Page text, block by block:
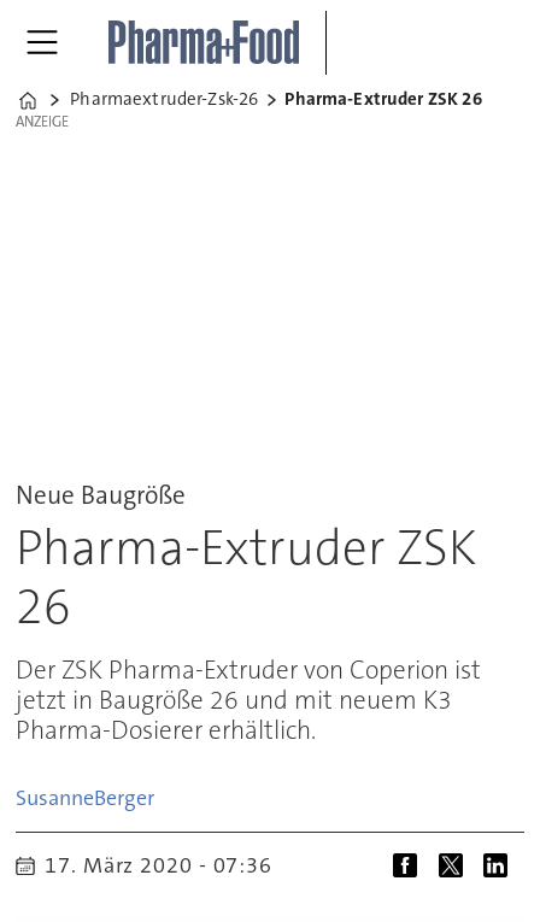
Home
Pharmaextruder-Zsk-26 Pharma-Extruder ZSK 26
ANZEIGE
ANZEIGE
Neue Baugröße
Pharma-Extruder ZSK
26
Der ZSK Pharma-Extruder von Coperion ist
jetzt in Baugröße 26 und mit neuem K3
Pharma-Dosierer erhältlich.
SusanneBerger
17. März 2020 - 07:36